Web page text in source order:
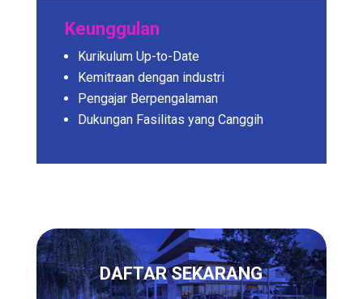
Keunggulan
Kurikulum Up-to-Date
Kemitraan dengan industri
Pengajar Berpengalaman
Dukungan Fasilitas yang Canggih
DAFTAR SEKARANG